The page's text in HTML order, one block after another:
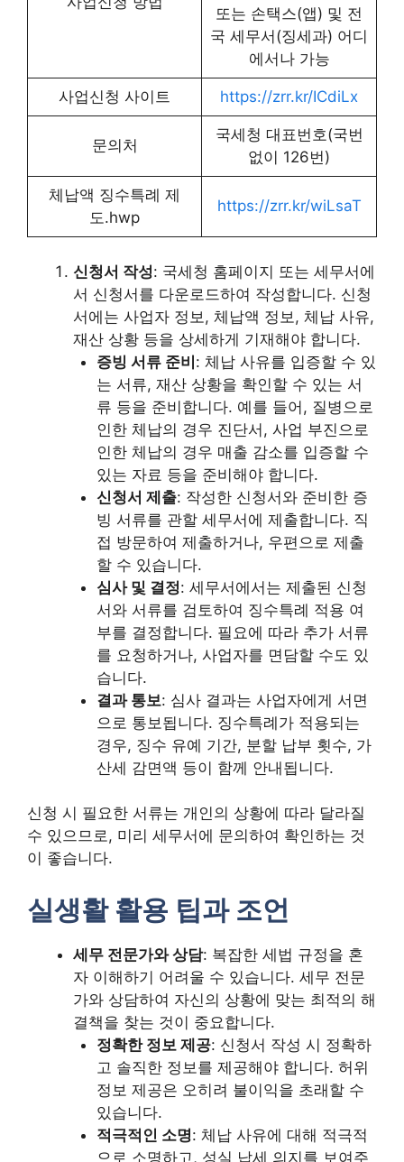
또는 손택스(앱) 및 전
국 세무서(징세과) 어디
에서나 가능
사업신청 사이트 https://zrr.kr/ICdiLx
문의처
국세청 대표번호(국번
없이 126번)
체납액 징수특례 제
도.hwp
https://zrr.kr/wiLsaT
신청서 작성: 국세청 홈페이지 또는 세무서에
서 신청서를 다운로드하여 작성합니다. 신청
서에는 사업자 정보, 체납액 정보, 체납 사유,
재산 상황 등을 상세하게 기재해야 합니다.
증빙 서류 준비: 체납 사유를 입증할 수 있
는 서류, 재산 상황을 확인할 수 있는 서
류 등을 준비합니다. 예를 들어, 질병으로
인한 체납의 경우 진단서, 사업 부진으로
인한 체납의 경우 매출 감소를 입증할 수
있는 자료 등을 준비해야 합니다.
신청서 제출: 작성한 신청서와 준비한 증
빙 서류를 관할 세무서에 제출합니다. 직
접 방문하여 제출하거나, 우편으로 제출
할 수 있습니다.
심사 및 결정: 세무서에서는 제출된 신청
서와 서류를 검토하여 징수특례 적용 여
부를 결정합니다. 필요에 따라 추가 서류
를 요청하거나, 사업자를 면담할 수도 있
습니다.
결과 통보: 심사 결과는 사업자에게 서면
으로 통보됩니다. 징수특례가 적용되는
경우, 징수 유예 기간, 분할 납부 횟수, 가
산세 감면액 등이 함께 안내됩니다.
신청 시 필요한 서류는 개인의 상황에 따라 달라질
수 있으므로, 미리 세무서에 문의하여 확인하는 것
이 좋습니다.
실생활 활용 팁과 조언
세무 전문가와 상담: 복잡한 세법 규정을 혼
자 이해하기 어려울 수 있습니다. 세무 전문
가와 상담하여 자신의 상황에 맞는 최적의 해
결책을 찾는 것이 중요합니다.
정확한 정보 제공: 신청서 작성 시 정확하
고 솔직한 정보를 제공해야 합니다. 허위
정보 제공은 오히려 불이익을 초래할 수
있습니다.
적극적인 소명: 체납 사유에 대해 적극적
으로 소명하고, 성실 납세 의지를 보여주